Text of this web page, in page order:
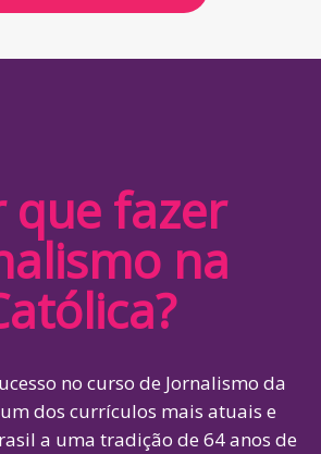
que fazer
na
no curso de Jornalismo da
dos currículos mais atuais e
a uma tradição de 64 anos de